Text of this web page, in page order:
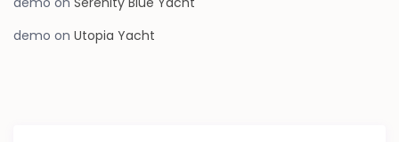
demo onUtopia Yacht